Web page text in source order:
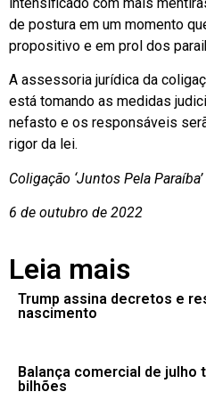
de postura em um momento
propositivo e em prol dos
A assessoria jurídica da
está tomando as medidas
nefasto e os responsáveis
rigor da lei.
Coligação ‘Juntos Pela Paraíba’
6 de outubro de 2022
Leia mais
Trump assina decretos e
nascimento
Balança comercial de julho
bilhões